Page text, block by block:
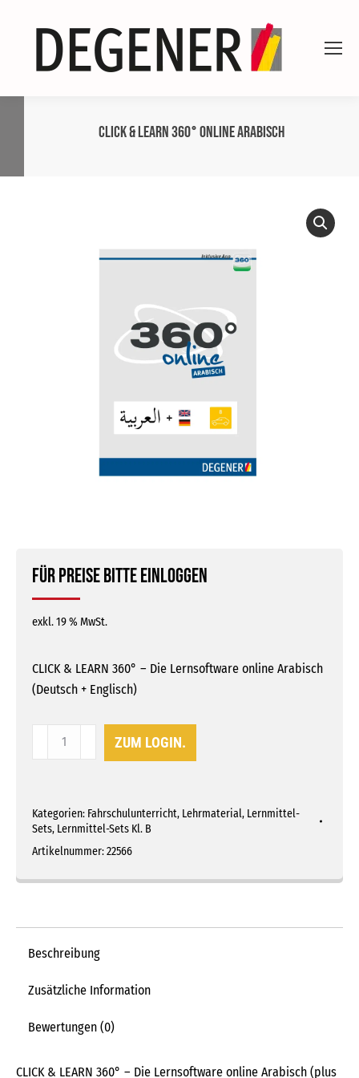
CLICK & LEARN 360° online ARABISCH
Für Preise bitte einloggen
exkl. 19 % MwSt.
CLICK & LEARN 360° – Die Lernsoftware online Arabisch
(Deutsch + Englisch)
online
ARABISCH
Menge
ZUM LOGIN.
Kategorien: Fahrschulunterricht, Lehrmaterial, Lernmittel-
Sets, Lernmittel-Sets Kl. B
Artikelnummer:22566
Beschreibung
Zusätzliche Information
Bewertungen (0)
CLICK & LEARN 360° – Die Lernsoftware online Arabisch (plus